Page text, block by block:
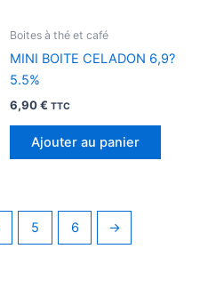
Boites à thé et café
MINI BOITE CELADON 6,9?
5.5%
6,90€ TTC
Ajouter au panier
5 6 →